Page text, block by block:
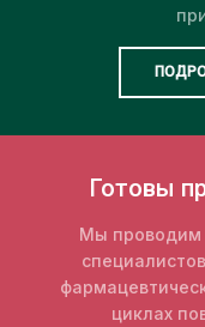
Готовы
Мы проводим
циклах